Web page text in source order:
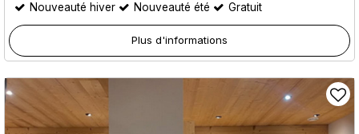
Nouveauté hiver
Nouveauté été Gratuit
Plus d'informations